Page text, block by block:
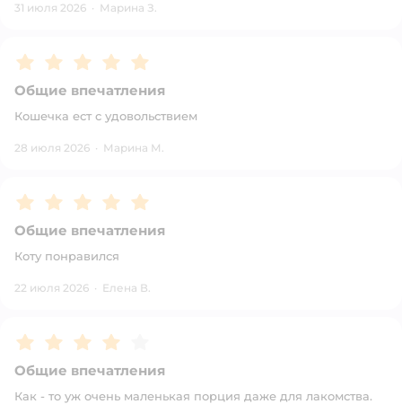
31 июля 2026 · Марина З.
Рейтинг:5
Общие впечатления
Кошечка ест с удовольствием
28 июля 2026 · Марина М.
Рейтинг:5
Общие впечатления
Коту понравился
22 июля 2026 · Елена В.
Рейтинг:4
Общие впечатления
Как - то уж очень маленькая порция даже для лакомства.